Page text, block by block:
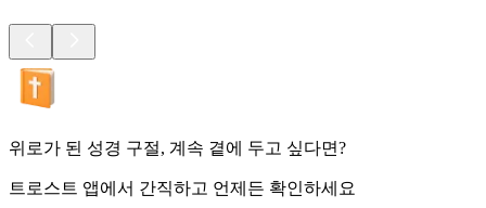
위로가 된 성경 구절, 계속 곁에 두고 싶다면?
트로스트 앱에서 간직하고 언제든 확인하세요